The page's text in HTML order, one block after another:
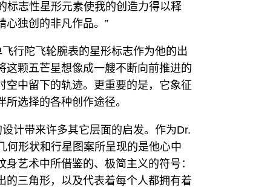
标志性星形元素使我的创造力得以释
心独创的非凡作品。”
行陀飞轮腕表的星形标志作为他的出
颗五芒星想像成一艘不断向前推进的
空中留下的轨迹。更重要的是，它象征
选择的各种创作途径。
计带来许多其它层面的启发。作为Dr.
何形状和行星图案所呈现的是他心中
艺术中所借鉴的、极简主义的符号：
三角形，以及代表着每个人都拥有着